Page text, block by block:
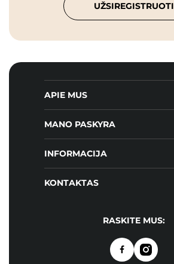
UŽSIREGISTRUOTI
APIE MUS
MANO PASKYRA
INFORMACIJA
KONTAKTAS
RASKITE MUS: